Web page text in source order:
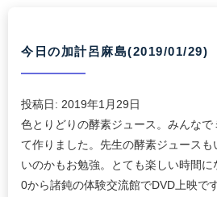
今日の加計呂麻島(2019/01/29)
投稿日: 2019年1月29日
色とりどりの酵素ジュース。みんなで
て作りました。先生の酵素ジュース
いのかもお勉強。とても楽しい時間
0から諸鈍の体験交流館でDVD上映で